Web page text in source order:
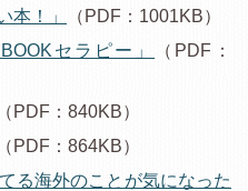
本！」
（PDF：1001KB）
セラピー」
（PDF：
（PDF：840KB）
（PDF：864KB）
る海外のことが気になった